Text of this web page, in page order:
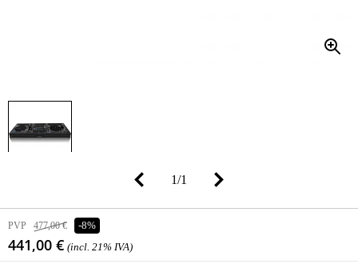
1/1
PVP 477,00 € -8%
441,00 € (incl. 21% IVA)